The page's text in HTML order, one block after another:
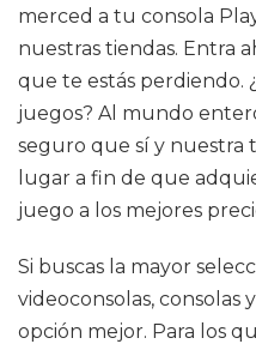
merced a tu consola
nuestras tiendas. Entra
que te estás perdiendo.
juegos? Al mundo
seguro que sí y nuestra
lugar a fin de que
juego a los mejores
Si buscas la mayor
videoconsolas, consolas
opción mejor. Para los